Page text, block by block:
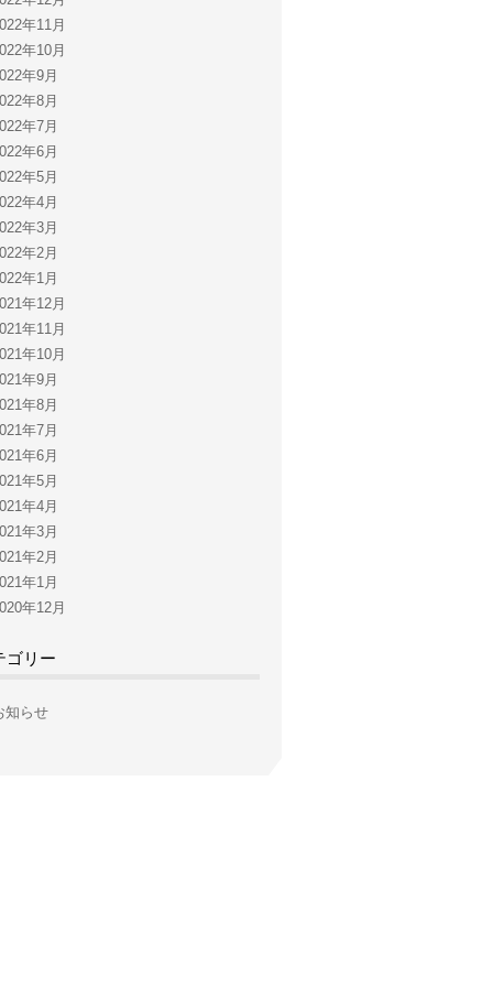
年11月
年10月
年9月
年8月
年7月
年6月
年5月
年4月
年3月
年2月
年1月
年12月
年11月
年10月
年9月
年8月
年7月
年6月
年5月
年4月
年3月
年2月
年1月
年12月
ゴリー
知らせ